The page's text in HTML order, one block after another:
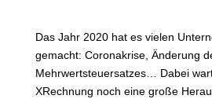
Das Jahr 2020 hat es vielen
gemacht: Coronakrise, Änderung
Mehrwertsteuersatzes… Dabei
XRechnung noch eine große